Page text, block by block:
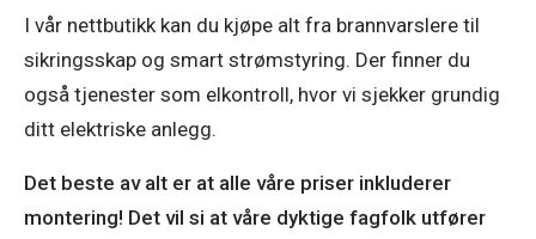
I vår nettbutikk kan du kjøpe alt fra brannvarslere til
sikringsskap og smart strømstyring. Der finner du
også tjenester som elkontroll, hvor vi sjekker grundig
ditt elektriske anlegg.
Det beste av alt er at alle våre priser inkluderer
montering! Det vil si at våre dyktige fagfolk utfører